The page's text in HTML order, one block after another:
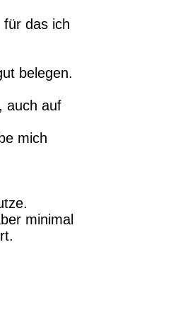
das ich
belegen.
auch auf
mich
minimal